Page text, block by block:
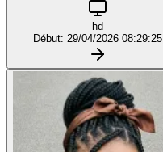
hd
Début: 29/04/2026 08:29:25